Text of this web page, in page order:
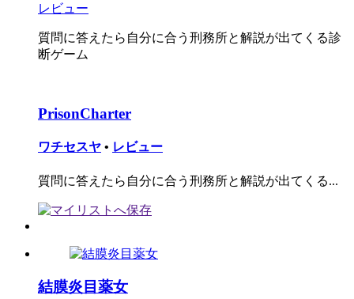
レビュー
質問に答えたら自分に合う刑務所と解説が出てくる診
断ゲーム
PrisonCharter
ワチセスヤ • レビュー
質問に答えたら自分に合う刑務所と解説が出てくる...
結膜炎目薬女